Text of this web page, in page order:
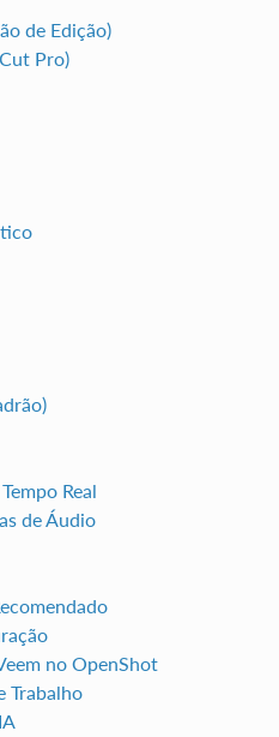
de Edição)
Pro)
Real
de Áudio
no OpenShot
Trabalho